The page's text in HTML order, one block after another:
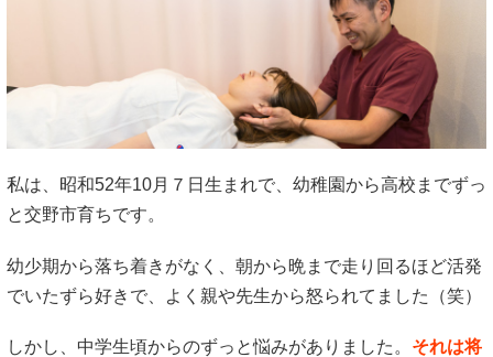
私は、昭和52年10月７日生まれで、幼稚園から高校までずっ
と交野市育ちです。
幼少期から落ち着きがなく、朝から晩まで走り回るほど活発
でいたずら好きで、よく親や先生から怒られてました（笑）
しかし、中学生頃からのずっと悩みがありました。 それは将